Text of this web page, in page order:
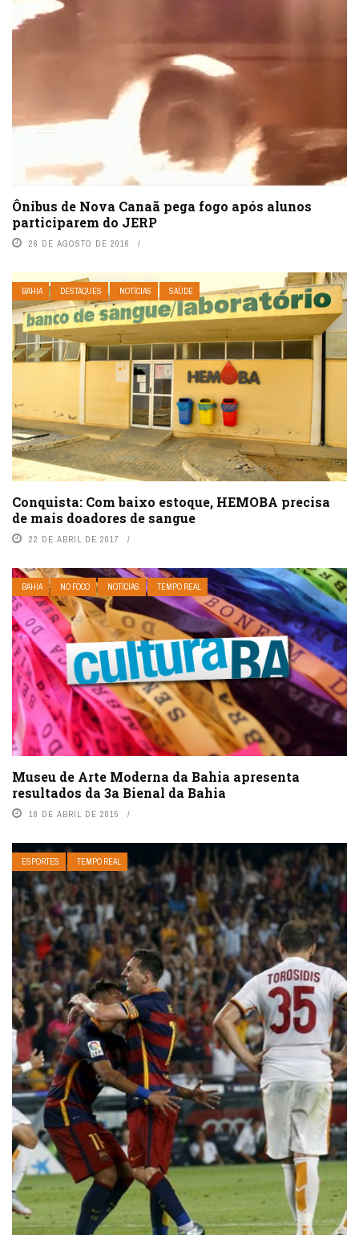
Ônibus de Nova Canaã pega fogo após alunos
participarem do JERP
26 DE AGOSTO DE 2016
BAHIA DESTAQUES NOTÍCIAS SAÚDE
Conquista: Com baixo estoque, HEMOBA precisa
de mais doadores de sangue
22 DE ABRIL DE 2017
BAHIA NO FOCO NOTÍCIAS TEMPO REAL
Museu de Arte Moderna da Bahia apresenta
resultados da 3a Bienal da Bahia
18 DE ABRIL DE 2015
ESPORTES TEMPO REAL